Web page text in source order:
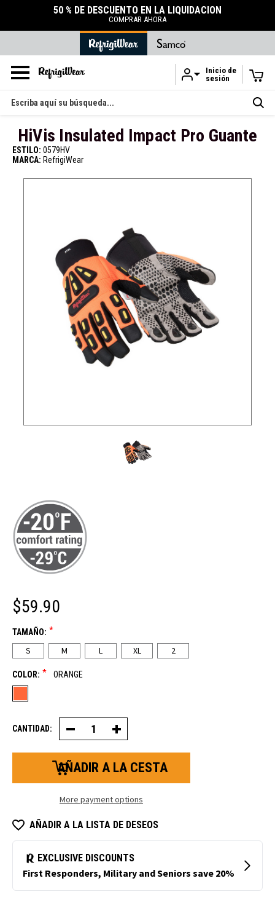
Ir al contenido principal
50 % DE DESCUENTO EN LA LIQUIDACIÓN
COMPRAR AHORA
Inicio de
sesión
Buscar
en
HiVis Insulated Impact Pro Guante
ESTILO: 0579HV
MARCA: RefrigiWear
$59.90
TAMAÑO: *
S M L XL 2
COLOR: * ORANGE
CANTIDAD: Decrease
Quantity
of
HiVis
Insulated
Pro
Increase
Quantity
of
Insulated
Pro
More payment options
AÑADIR A LA LISTA DE DESEOS